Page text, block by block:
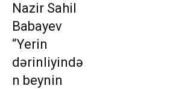
Nazir Sahil
Babayev
“Yerin
dərinliyində
n beynin